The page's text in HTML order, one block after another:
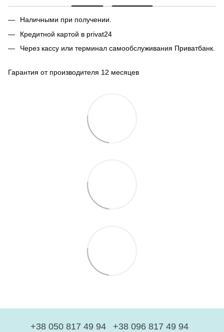
Наличными при получении.
Кредитной картой в privat24
Через кассу или терминал самообслуживания Приватбанк.
Гарантия от производителя 12 месяцев
+38 050 817 49 94
+38 096 817 49 94